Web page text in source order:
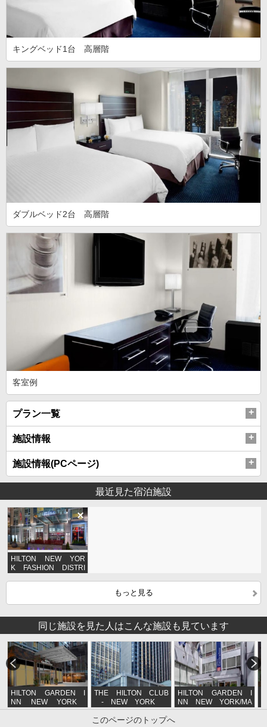
キングベッド1台 高層階
ダブルベッド2台 高層階
客室例
プラン一覧
施設情報
施設情報(PCページ)
最近見た宿泊施設
HILTON NEW YOR
K FASHION DISTRI
もっと見る
同じ施設を見た人はこんな施設も見ています
HILTON GARDEN I
NN NEW YORK
WEST 35TH STRE
THE HILTON CLUB
- NEW YORK
HILTON GARDEN I
NN NEW YORK/MA
NHATTAN-CHELSEA
このページのトップへ